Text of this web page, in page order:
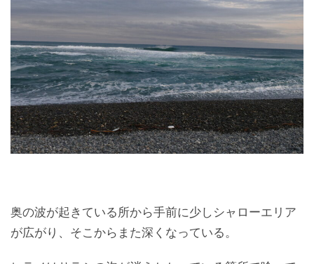
奥の波が起きている所から手前に少しシャローエリア
が広がり、そこからまた深くなっている。